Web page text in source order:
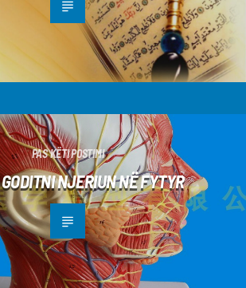
PAS KËTI POSTIMI
NJERIUN NË FYTYR